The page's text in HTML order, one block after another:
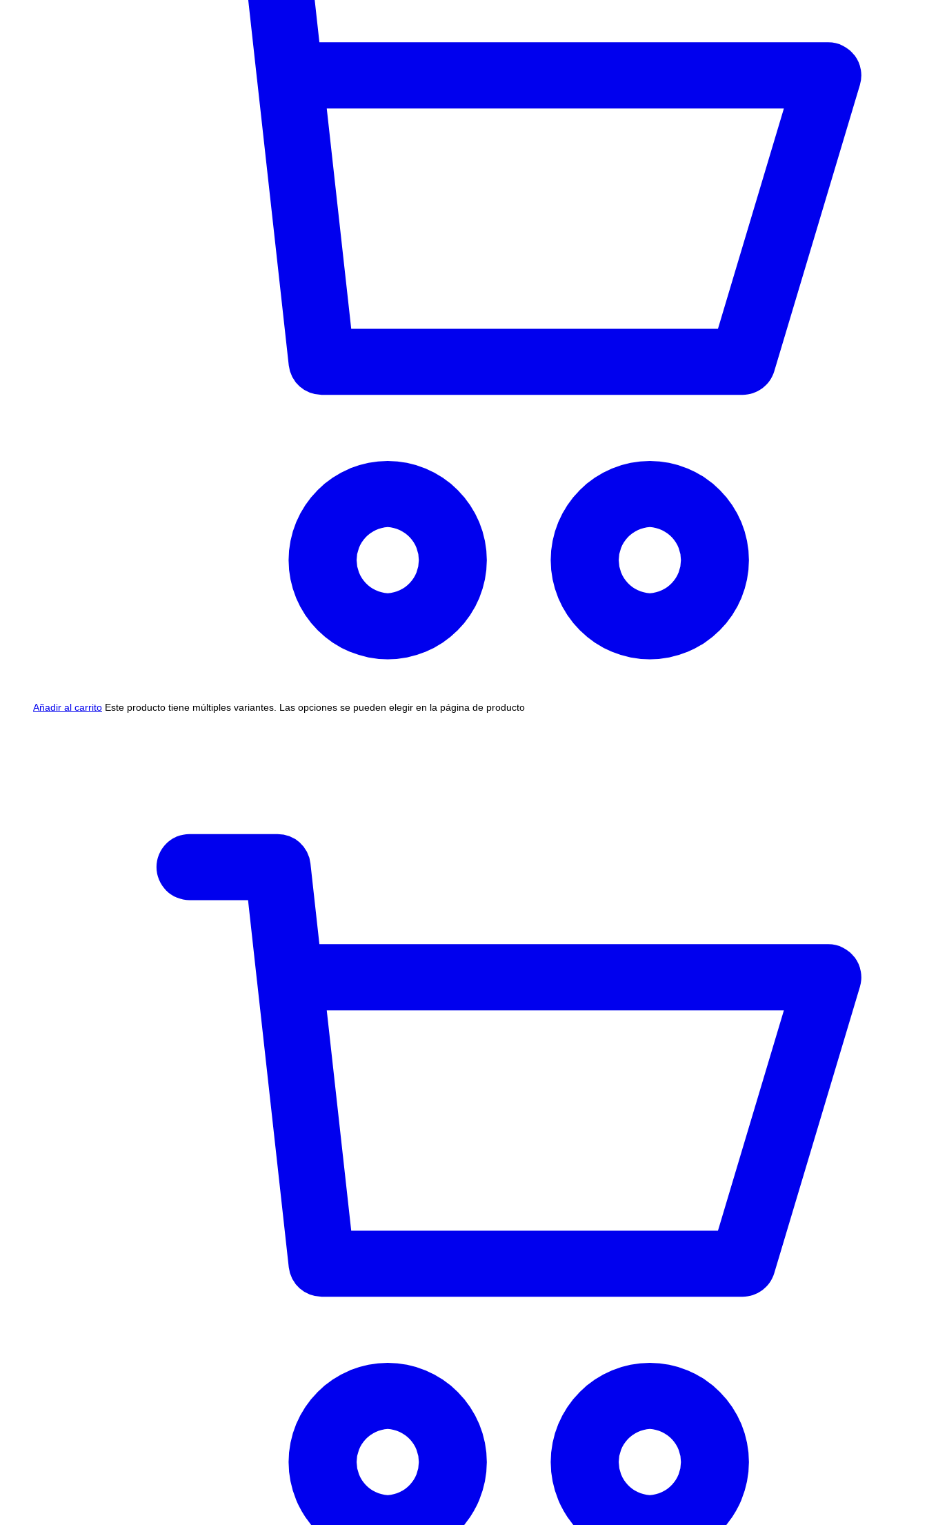
Añadir al carrito Este producto tiene múltiples variantes. Las opciones se pueden elegir en la página de producto